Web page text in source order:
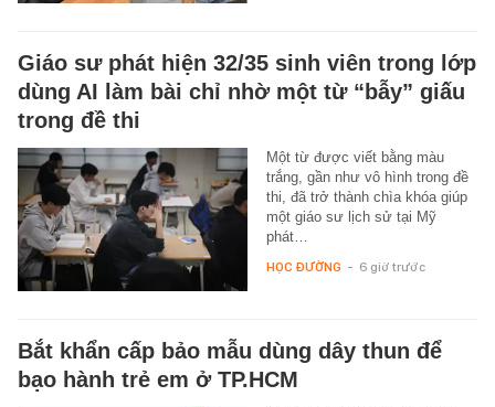
Giáo sư phát hiện 32/35 sinh viên trong lớp
dùng AI làm bài chỉ nhờ một từ “bẫy” giấu
trong đề thi
Một từ được viết bằng màu
trắng, gần như vô hình trong đề
thi, đã trở thành chìa khóa giúp
một giáo sư lịch sử tại Mỹ
phát…
HỌC ĐƯỜNG - 6 giờ trước
Bắt khẩn cấp bảo mẫu dùng dây thun để
bạo hành trẻ em ở TP.HCM